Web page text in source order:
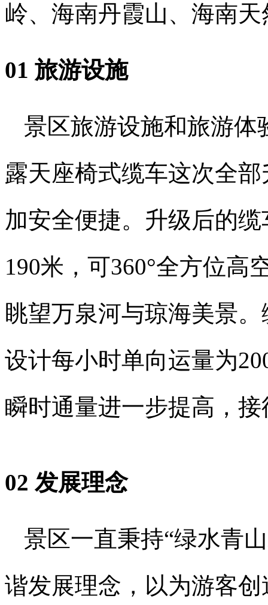
岭、海南丹霞山、海南
01 旅游设施
景区旅游设施和旅游体
露天座椅式缆车这次全
加安全便捷。升级后的
190米，可360°全方位高
眺望万泉河与琼海美景
设计每小时单向运量为
瞬时通量进一步提高，
02 发展理念
景区一直秉持“绿水青
谐发展理念，以为游客